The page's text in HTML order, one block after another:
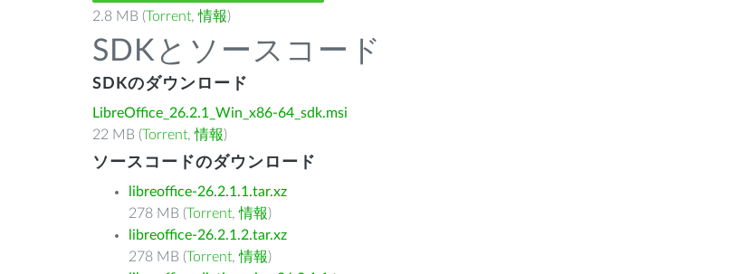
2.8 MB (Torrent,情報)
SDKとソースコード
SDKのダウンロード
LibreOffice_26.2.1_Win_x86-64_sdk.msi
22 MB (Torrent,情報)
ソースコードのダウンロード
libreoffice-26.2.1.1.tar.xz
278 MB (Torrent,情報)
libreoffice-26.2.1.2.tar.xz
278 MB (Torrent,情報)